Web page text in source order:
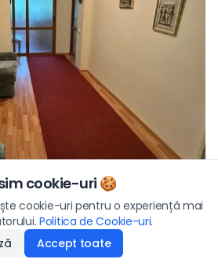
toate fotografiile Aplică
cookie-uri 🍪
cookie-uri pentru o experiență mai
Politica de Cookie-uri.
Accept toate